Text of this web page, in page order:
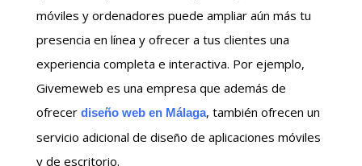
móviles y ordenadores puede ampliar aún más tu
presencia en línea y ofrecer a tus clientes una
experiencia completa e interactiva. Por ejemplo,
Givemeweb es una empresa que además de
ofrecer diseño web en Málaga, también ofrecen un
servicio adicional de diseño de aplicaciones móviles
y de escritorio.